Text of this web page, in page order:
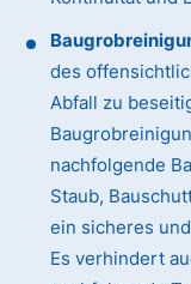
des
Abfall zu
nachfolgende
Staub,
ein sicheres
Es verhindert